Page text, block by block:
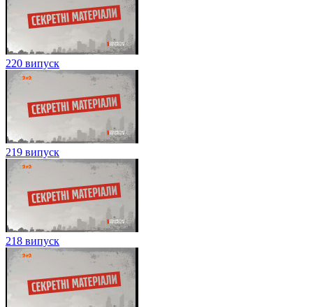
220 випуск
219 випуск
218 випуск